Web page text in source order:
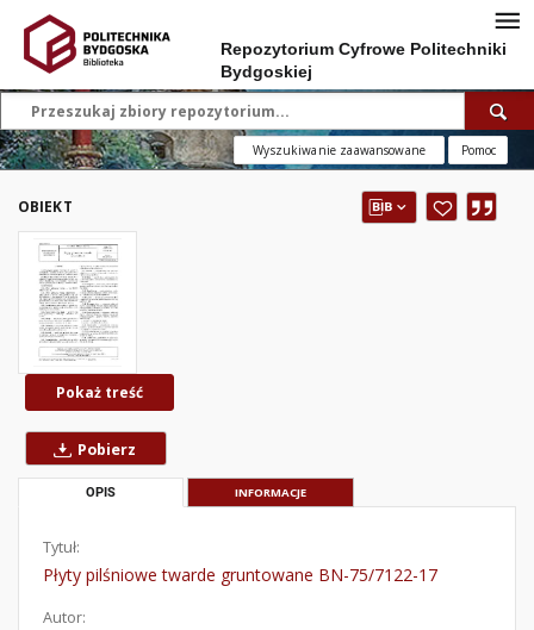
Repozytorium Cyfrowe Politechniki
Bydgoskiej
Wyszukiwanie zaawansowane Pomoc
OBIEKT
Pokaż treść
Pobierz
OPIS INFORMACJE
Tytuł:
Płyty pilśniowe twarde gruntowane BN-75/7122-17
Autor: